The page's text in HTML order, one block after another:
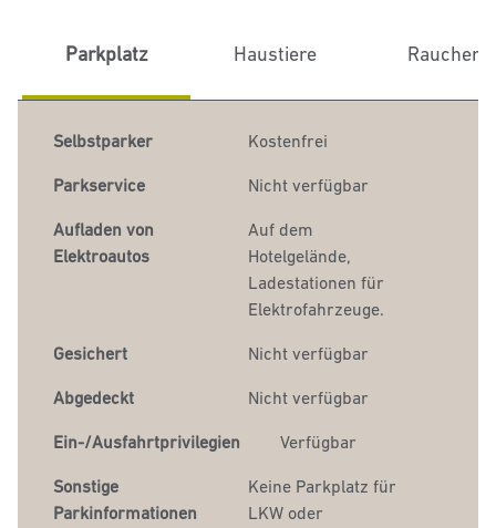
Parkplatz Haustiere Raucher
Selbstparker Kostenfrei
Parkservice Nicht verfügbar
Aufladen von
Elektroautos
Auf dem
Hotelgelände,
Ladestationen für
Elektrofahrzeuge.
Gesichert Nicht verfügbar
Abgedeckt Nicht verfügbar
Ein-/Ausfahrtprivilegien Verfügbar
Sonstige
Parkinformationen
Keine Parkplatz für
LKW oder